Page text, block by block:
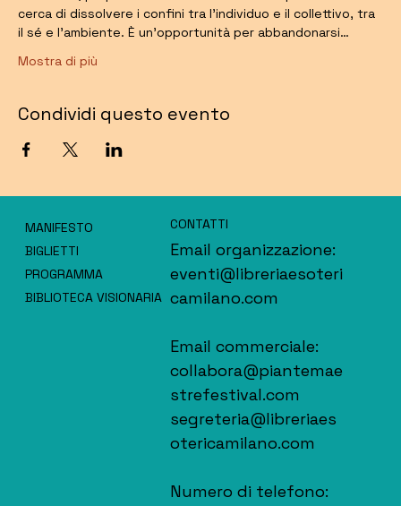
cerca di dissolvere i confini tra l'individuo e il collettivo, tra
il sé e l'ambiente. È un'opportunità per abbandonarsi…
Mostra di più
Condividi questo evento
MANIFESTO
BIGLIETTI
PROGRAMMA
BIBLIOTECA VISIONARIA
CONTATTI
Email organizzazione:
eventi@libreriaesoteri
camilano.com
Email commerciale:
collabora@piantemae
strefestival.com
segreteria@libreriaes
otericamilano.com
Numero di telefono: